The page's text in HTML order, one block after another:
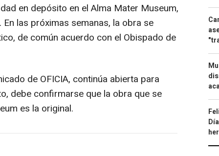
en depósito en el Alma Mater Museum,
las próximas semanas, la obra se
de común acuerdo con el Obispado de
de OFICIA, continúa abierta para
debe confirmarse que la obra que se
es la original.